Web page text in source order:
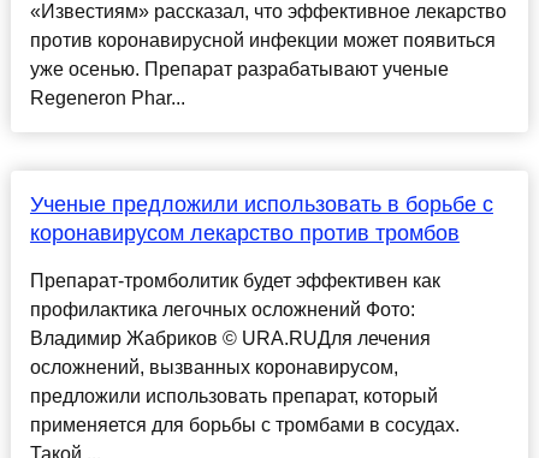
«Известиям» рассказал, что эффективное лекарство
против коронавирусной инфекции может появиться
уже осенью. Препарат разрабатывают ученые
Regeneron Phar...
Ученые предложили использовать в борьбе с
коронавирусом лекарство против тромбов
Препарат-тромболитик будет эффективен как
профилактика легочных осложнений Фото:
Владимир Жабриков © URA.RUДля лечения
осложнений, вызванных коронавирусом,
предложили использовать препарат, который
применяется для борьбы с тромбами в сосудах.